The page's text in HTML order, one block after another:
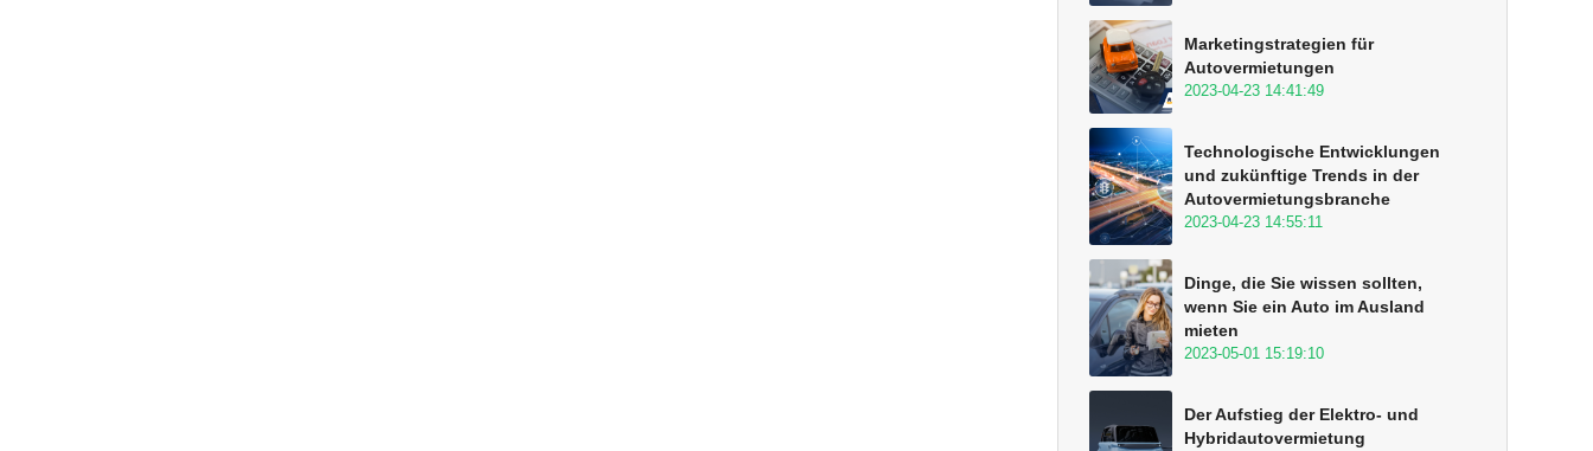
Marketingstrategien für
Autovermietungen
2023-04-23 14:41:49
Technologische Entwicklungen
und zukünftige Trends in der
Autovermietungsbranche
2023-04-23 14:55:11
Dinge, die Sie wissen sollten,
wenn Sie ein Auto im Ausland
mieten
2023-05-01 15:19:10
Der Aufstieg der Elektro- und
Hybridautovermietung